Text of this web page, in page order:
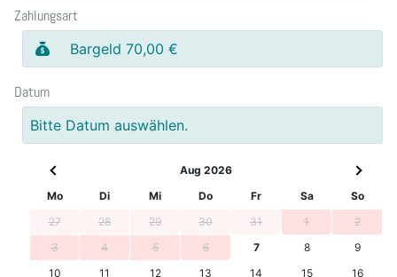
Zahlungsart
Bargeld 70,00 €
Datum
Bitte Datum auswählen.
Aug 2026
Mo
Di Mi Do Fr Sa
So
27
28 29 30 31 1
2
3
4 5 6 7 8
9
10
11 12 13 14 15
16